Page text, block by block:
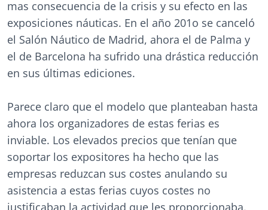
mas consecuencia de la crisis y su efecto en las
exposiciones náuticas. En el año 201o se canceló
el Salón Náutico de Madrid, ahora el de Palma y
el de Barcelona ha sufrido una drástica reducción
en sus últimas ediciones.
Parece claro que el modelo que planteaban hasta
ahora los organizadores de estas ferias es
inviable. Los elevados precios que tenían que
soportar los expositores ha hecho que las
empresas reduzcan sus costes anulando su
asistencia a estas ferias cuyos costes no
justificaban la actividad que les proporcionaba.